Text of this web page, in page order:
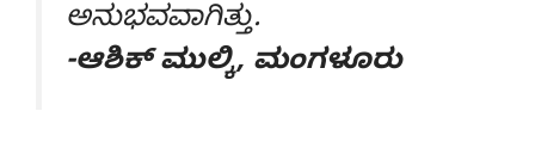
ಅನುಭವವಾಗಿತ್ತು.
-ಆಶಿಕ್ ಮುಲ್ಕಿ, ಮಂಗಳೂರು